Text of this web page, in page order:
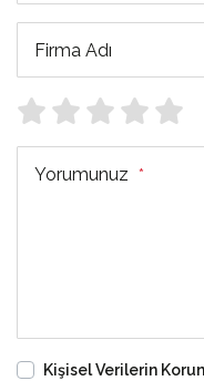
Firma Adı
Yorumunuz *
Kişisel Verilerin